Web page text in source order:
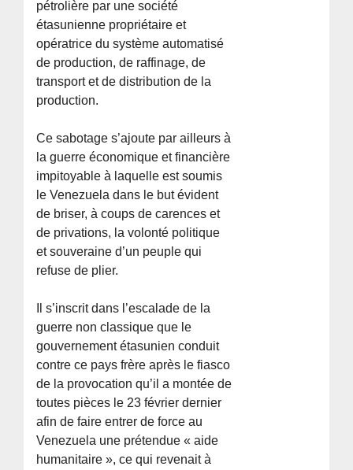
pétrolière par une société
étasunienne propriétaire et
opératrice du système automatisé
de production, de raffinage, de
transport et de distribution de la
production.
Ce sabotage s’ajoute par ailleurs à
la guerre économique et financière
impitoyable à laquelle est soumis
le Venezuela dans le but évident
de briser, à coups de carences et
de privations, la volonté politique
et souveraine d’un peuple qui
refuse de plier.
Il s’inscrit dans l’escalade de la
guerre non classique que le
gouvernement étasunien conduit
contre ce pays frère après le fiasco
de la provocation qu’il a montée de
toutes pièces le 23 février dernier
afin de faire entrer de force au
Venezuela une prétendue « aide
humanitaire », ce qui revenait à